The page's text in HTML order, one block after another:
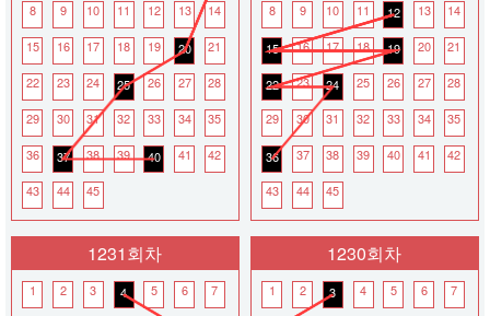
8
9 10 11 12 13 14
15 16 17 18 19 20 21
22 23 24 25 26 27 28
29 30 31 32 33 34 35
36 37 38 39 40 41 42
43 44 45
8 9 10 11 12 13 14
15 16 17 18 19 20 21
22 23 24 25 26 27 28
29 30 31 32 33 34 35
36 37 38 39 40 41 42
43 44 45
1231회차
1 2 3 4 5 6 7
1230회차
1 2 3 4 5 6 7